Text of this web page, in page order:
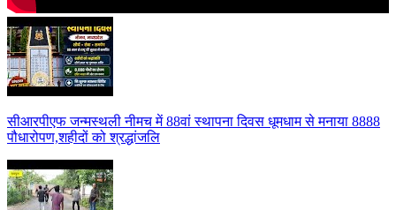
सीआरपीएफ जन्मस्थली नीमच में 88वां स्थापना दिवस धूमधाम से मनाया 8888
पौधारोपण,शहीदों को श्रद्धांजलि